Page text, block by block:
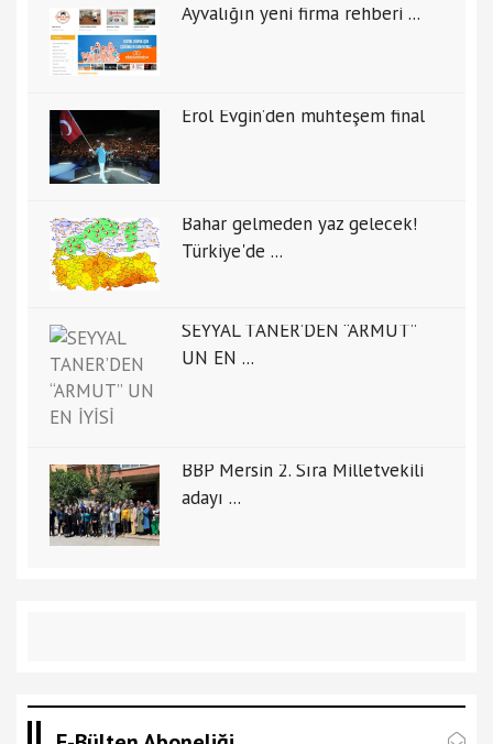
Ayvalığın yeni firma rehberi ...
Erol Evgin’den muhteşem final
Bahar gelmeden yaz gelecek!
Türkiye'de ...
SEYYAL TANER’DEN “ARMUT”
UN EN ...
BBP Mersin 2. Sıra Milletvekili
adayı ...